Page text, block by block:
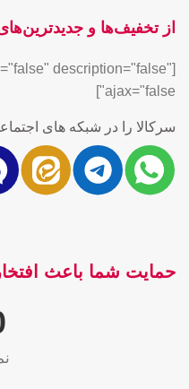
از تخفیف‌ها و
description="false"
ajax="false"]
سرکالا را در شبکه های
حمایت شما باعث